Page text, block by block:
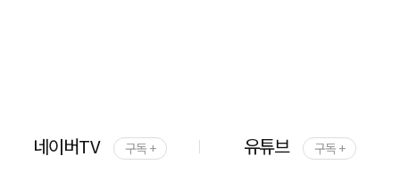
네이버TV 구독 + 유튜브 구독 +